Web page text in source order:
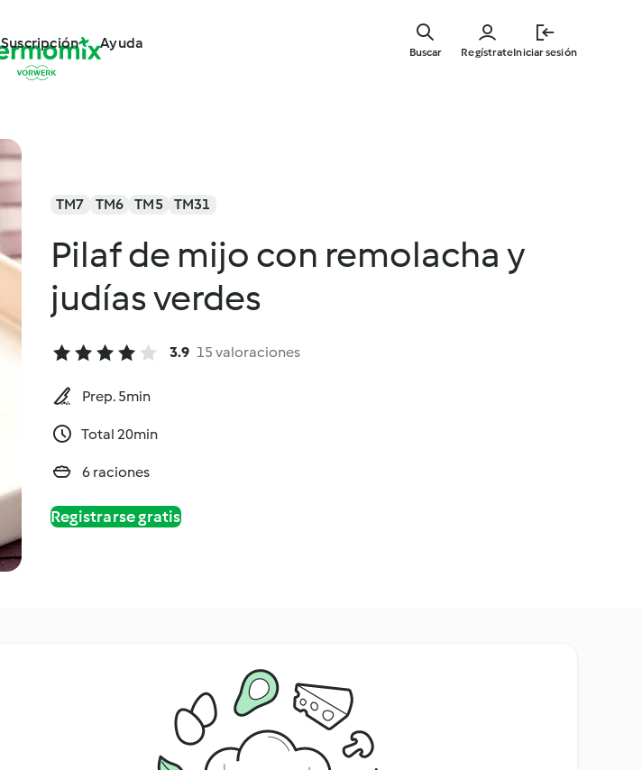
Suscripción Ayuda
RegístrateIniciar sesión
Buscar
TM7 TM6 TM5 TM31
Pilaf de mijo con remolacha y
judías verdes
3.9 15 valoraciones
Prep. 5min
Total 20min
6 raciones
Registrarse gratis